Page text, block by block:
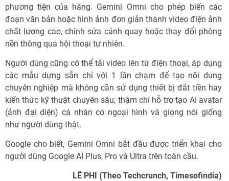
phương tiện của hãng. Gemini Omni cho phép biến các
đoạn văn bản hoặc hình ảnh đơn giản thành video điện ảnh
chất lượng cao, chỉnh sửa cảnh quay hoặc thay đổi phông
nền thông qua hội thoại tự nhiên.
Người dùng cũng có thể tải video lên từ điện thoại, áp dụng
các mẫu dựng sẵn chỉ với 1 lần chạm để tạo nội dung
chuyên nghiệp mà không cần sử dụng thiết bị đắt tiền hay
kiến thức kỹ thuật chuyên sâu; thậm chí hỗ trợ tạo AI avatar
(ảnh đại diện) cá nhân có ngoại hình và giọng nói giống
như người dùng thật.
Google cho biết, Gemini Omni bắt đầu được triển khai cho
người dùng Google AI Plus, Pro và Ultra trên toàn cầu.
LÊ PHI (Theo Techcrunch, Timesofindia)